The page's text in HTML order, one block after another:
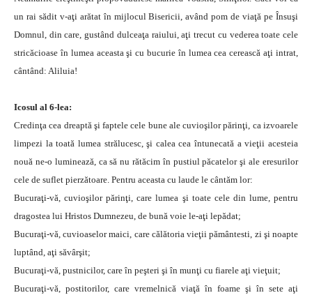
un rai sădit v-aţi arătat în mijlocul Bisericii, având pom de viaţă pe Însuşi
Domnul, din care, gustând dulceaţa raiului, aţi trecut cu vederea toate cele
stricăcioase în lumea aceasta şi cu bucurie în lumea cea cerească aţi intrat,
cântând: Aliluia!
Icosul al 6-lea:
Credinţa cea dreaptă şi faptele cele bune ale cuvioşilor părinţi, ca izvoarele
limpezi la toată lumea strălucesc, şi calea cea întunecată a vieţii acesteia
nouă ne-o luminează, ca să nu rătăcim în pustiul păcatelor şi ale eresurilor
cele de suflet pierzătoare. Pentru aceasta cu laude le cântăm lor:
Bucuraţi-vă, cuvioşilor părinţi, care lumea şi toate cele din lume, pentru
dragostea lui Hristos Dumnezeu, de bună voie le-aţi lepădat;
Bucuraţi-vă, cuvioaselor maici, care călătoria vieţii pământesti, zi şi noapte
luptând, aţi săvârşit;
Bucuraţi-vă, pustnicilor, care în peşteri şi în munţi cu fiarele aţi vieţuit;
Bucuraţi-vă, postitorilor, care vremelnică viaţă în foame şi în sete aţi